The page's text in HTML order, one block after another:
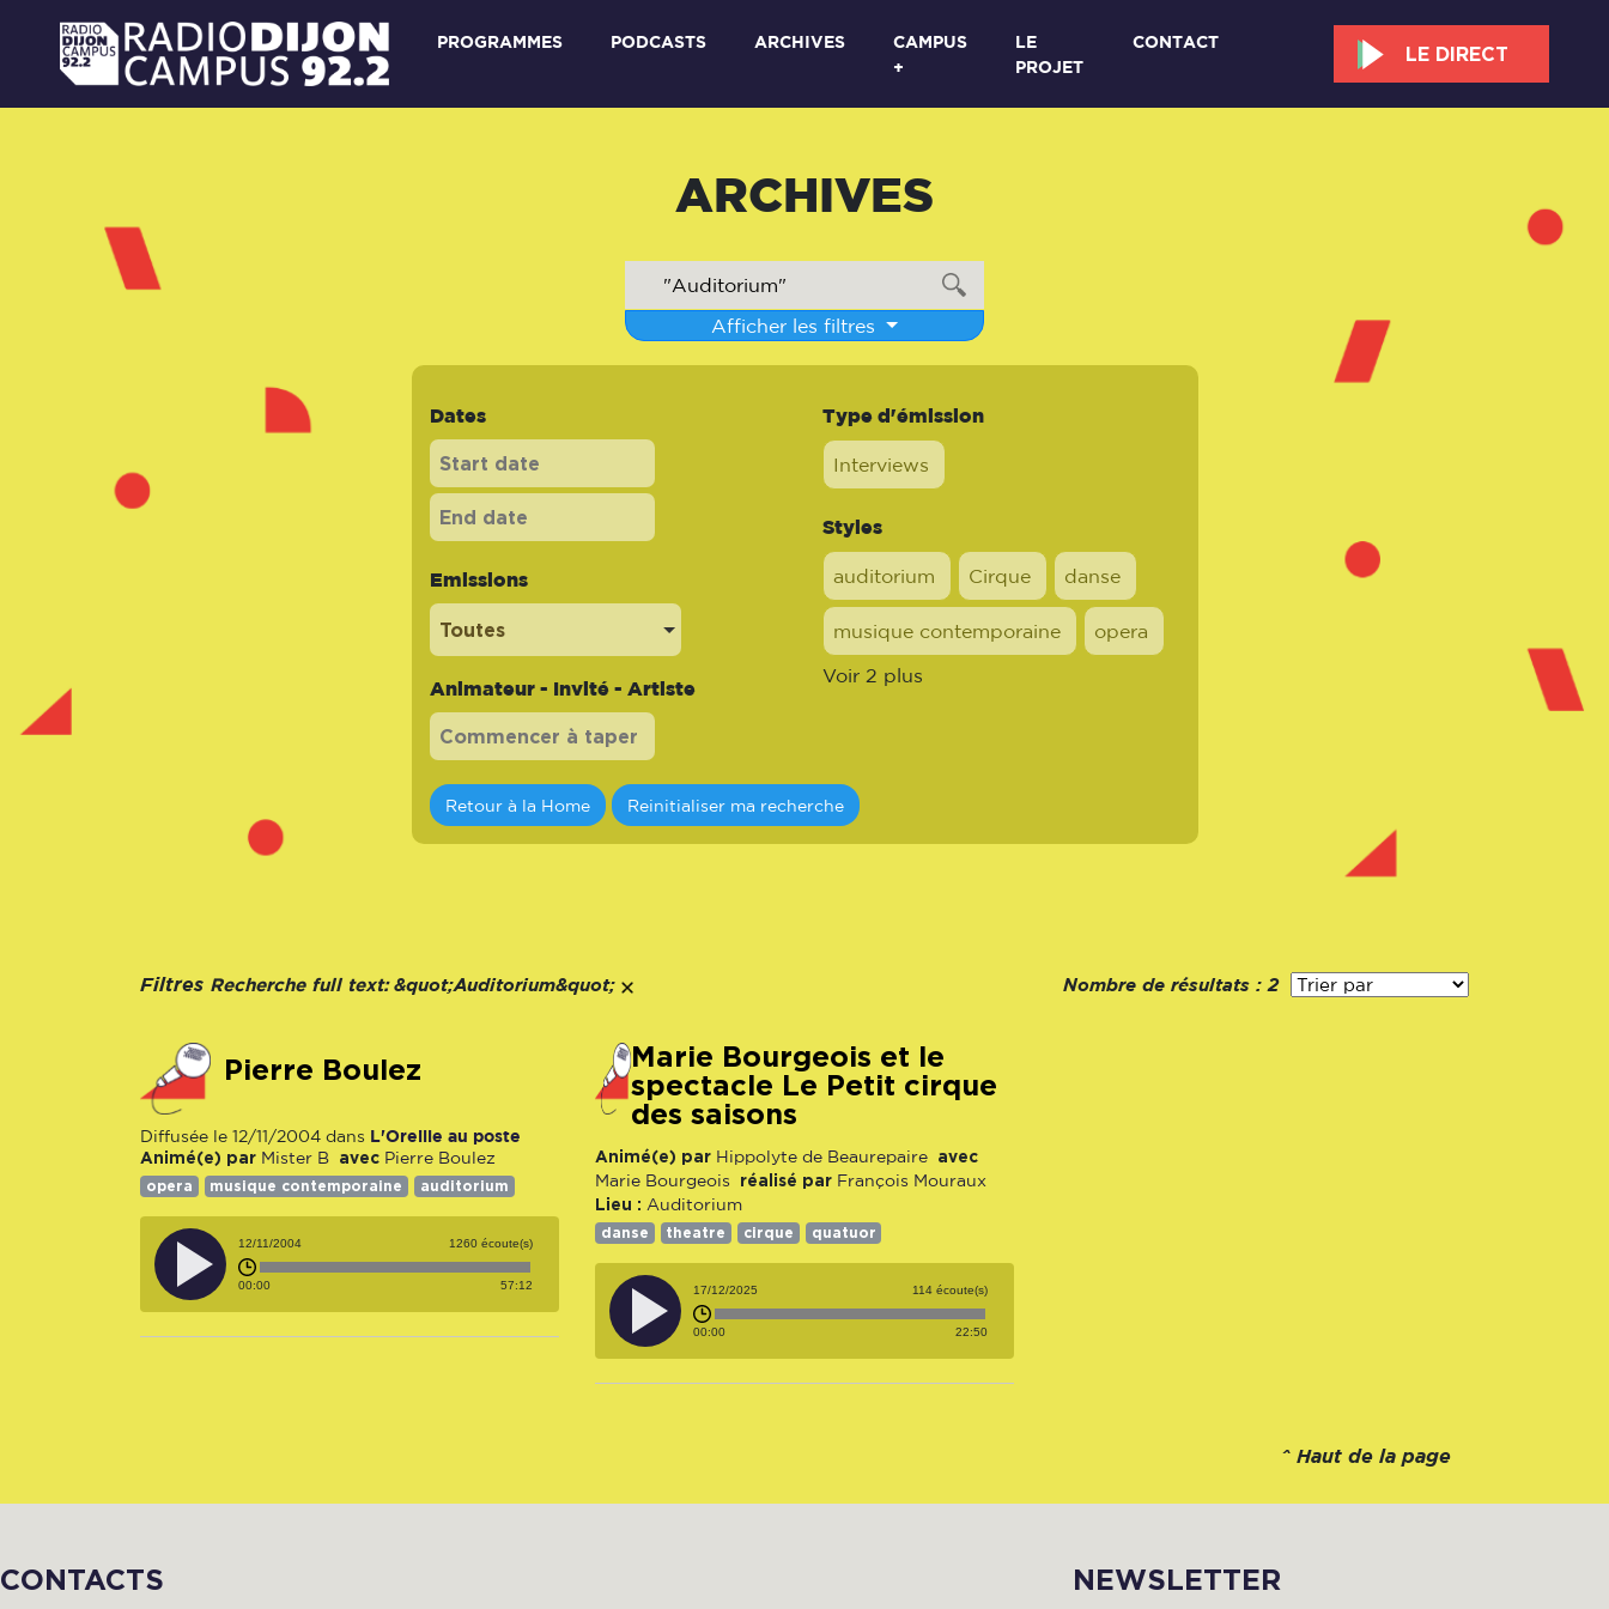
PROGRAMMES PODCASTS ARCHIVES
CAMPUS
+
LE
PROJET
CONTACT
LE DIRECT
ARCHIVES
Afficher les filtres
Dates
Emissions
Toutes
Animateur - Invité - Artiste
Type d'émission
Interviews
Styles
auditorium Cirque danse
musique contemporaine opera
Voir 2 plus
Retour à la Home Reinitialiser ma recherche
Filtres Recherche full text: &quot;Auditorium&quot; Nombre de résultats : 2
Pierre Boulez
Diffusée le 12/11/2004 dans L'Oreille au poste
Animé(e) par Mister B avec Pierre Boulez
opera musique contemporaine auditorium
12/11/2004 1260 écoute(s)
00:00 57:12
Marie Bourgeois et le
spectacle Le Petit cirque
des saisons
Animé(e) par Hippolyte de Beaurepaire avec
Marie Bourgeois réalisé par François Mouraux
Lieu : Auditorium
danse theatre cirque quatuor
17/12/2025 114 écoute(s)
00:00 22:50
^ Haut de la page
CONTACTS NEWSLETTER